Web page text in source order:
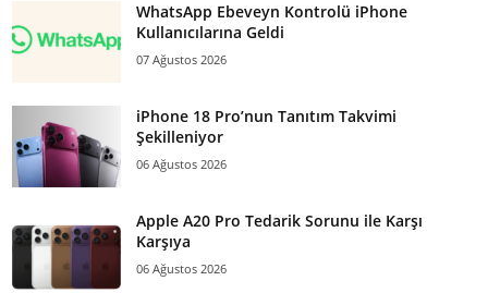
WhatsApp Ebeveyn Kontrolü iPhone
Kullanıcılarına Geldi
07 Ağustos 2026
iPhone 18 Pro’nun Tanıtım Takvimi
Şekilleniyor
06 Ağustos 2026
Apple A20 Pro Tedarik Sorunu ile Karşı
Karşıya
06 Ağustos 2026